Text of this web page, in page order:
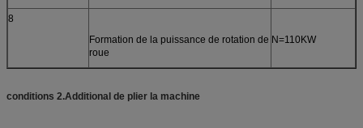
8
Formation de la puissance de rotation de
roue
N=110KW
conditions 2.Additional de plier la machine